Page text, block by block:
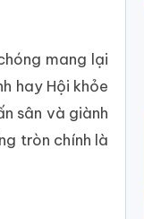
mang lại
hay Hội khỏe
sân và giành
tròn chính là